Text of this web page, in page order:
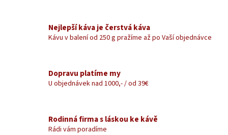
Nejlepší káva je čerstvá káva
Kávu v balení od 250 g pražíme až po Vaší objednávce
Dopravu platíme my
U objednávek nad 1000,- / od 39€
Rodinná firma s láskou ke kávě
Rádi vám poradíme